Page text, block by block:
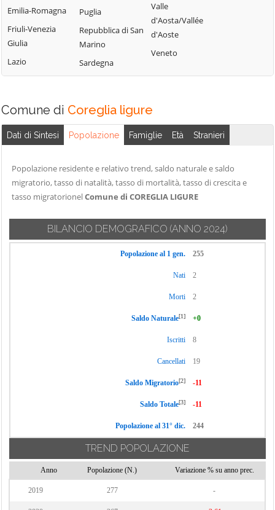
Davagna
Fascia
Favale di Malvaro
Propata
Rapallo
Vobbia
Zoagli
Emilia-Romagna
Friuli-Venezia
Giulia
Lazio
Puglia
Repubblica di San
Marino
Sardegna
Valle
d'Aosta/Vallée
d'Aoste
Veneto
Comune di Coreglia ligure
Dati di Sintesi Popolazione Famiglie Età Stranieri
Popolazione residente e relativo trend, saldo naturale e saldo
migratorio, tasso di natalità, tasso di mortalità, tasso di crescita e
tasso migratorionelComune di COREGLIA LIGURE
BILANCIO DEMOGRAFICO (ANNO 2024)
Popolazione al 1 gen. 255
Nati 2
Morti 2
Saldo Naturale[1] +0
Iscritti 8
Cancellati 19
Saldo Migratorio[2] -11
Saldo Totale[3] -11
Popolazione al 31° dic. 244
TREND POPOLAZIONE
Anno Popolazione (N.) Variazione % su anno prec.
2019 277 -